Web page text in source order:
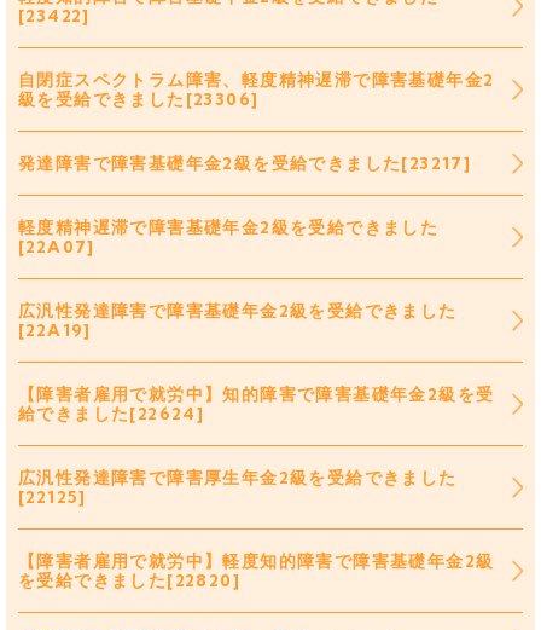
[23422]
自閉症スペクトラム障害、軽度精神遅滞で障害基礎年金2
級を受給できました[23306]
発達障害で障害基礎年金2級を受給できました[23217]
軽度精神遅滞で障害基礎年金2級を受給できました
[22A07]
広汎性発達障害で障害基礎年金2級を受給できました
[22A19]
【障害者雇用で就労中】知的障害で障害基礎年金2級を受
給できました[22624]
広汎性発達障害で障害厚生年金2級を受給できました
[22125]
【障害者雇用で就労中】軽度知的障害で障害基礎年金2級
を受給できました[22820]